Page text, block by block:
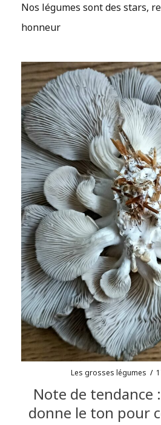
Nos légumes sont des stars,
honneur
Les grosses légumes /
Note de tendance
donne le ton pour